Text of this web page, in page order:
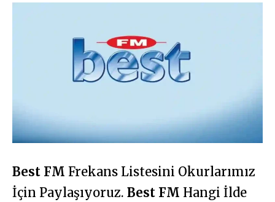
Best FM Frekans Listesini Okurlarımız
İçin Paylaşıyoruz. Best FM Hangi İlde